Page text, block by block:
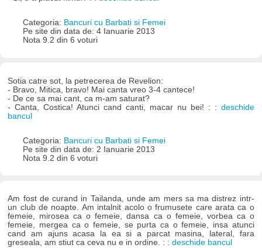
Categoria: Bancuri cu Barbati si Femei
Pe site din data de: 4 Ianuarie 2013
Nota 9.2 din 6 voturi
Sotia catre sot, la petrecerea de Revelion:
- Bravo, Mitica, bravo! Mai canta vreo 3-4 cantece!
- De ce sa mai cant, ca m-am saturat?
- Canta, Costica! Atunci cand canti, macar nu bei! : : deschide
bancul
Categoria: Bancuri cu Barbati si Femei
Pe site din data de: 2 Ianuarie 2013
Nota 9.2 din 6 voturi
Am fost de curand in Tailanda, unde am mers sa ma distrez intr-
un club de noapte. Am intalnit acolo o frumusete care arata ca o
femeie, mirosea ca o femeie, dansa ca o femeie, vorbea ca o
femeie, mergea ca o femeie, se purta ca o femeie, insa atunci
cand am ajuns acasa la ea si a parcat masina, lateral, fara
greseala, am stiut ca ceva nu e in ordine. : :deschide bancul